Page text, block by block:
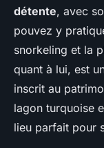
détente, avec
pouvez y
snorkeling et la
quant à lui, est
inscrit au
lagon turquoise
lieu parfait pour